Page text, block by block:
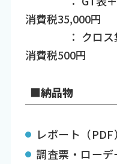
消費税35,000円
： クロス集
消費税500円
■納品物
レポート（PDF）
調査票・ロー